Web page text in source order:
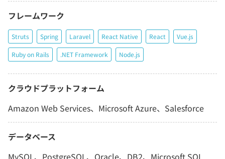
フレームワーク
Struts Spring Laravel React Native React Vue.js
Ruby on Rails .NET Framework Node.js
クラウドプラットフォーム
Amazon Web Services、Microsoft Azure、Salesforce
データベース